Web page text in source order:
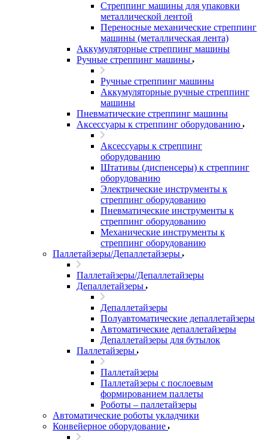
Стреппинг машины для упаковки
металлической лентой
Переносные механические стреппинг
машины (металлическая лента)
Аккумуляторные стреппинг машины
Ручные стреппинг машины
Ручные стреппинг машины
Аккумуляторные ручные стреппинг
машины
Пневматические стреппинг машины
Аксессуары к стреппинг оборудованию
Аксессуары к стреппинг
оборудованию
Штативы (диспенсеры) к стреппинг
оборудованию
Электрические инструменты к
стреппинг оборудованию
Пневматические инструменты к
стреппинг оборудованию
Механические инструменты к
стреппинг оборудованию
Паллетайзеры/Депаллетайзеры
Паллетайзеры/Депаллетайзеры
Депаллетайзеры
Депаллетайзеры
Полуавтоматические депаллетайзеры
Автоматические депаллетайзеры
Депаллетайзеры для бутылок
Паллетайзеры
Паллетайзеры
Паллетайзеры с послоевым
формированием паллеты
Роботы – паллетайзеры
Автоматические роботы укладчики
Конвейерное оборудование